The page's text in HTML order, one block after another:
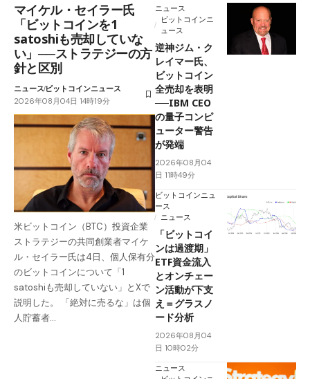
マイケル・セイラー氏
「ビットコインを1
satoshiも売却していな
い」──ストラテジーの方
針と区別
ニュースビットコインニュース
2026年08月04日 14時19分
米ビットコイン（BTC）投資企業
ストラテジーの共同創業者マイケ
ル・セイラー氏は4日、個人保有分
のビットコインについて「1
satoshiも売却していない」とXで
説明した。 「絶対に売るな」は個
人貯蓄者…
ニュース
ビットコインニ
ュース
逆神ジム・ク
レイマー氏、
ビットコイン
全売却を表明
──IBM CEO
の量子コンピ
ューター警告
が発端
2026年08月04
日 11時49分
ビットコインニュ
ース
ニュース
「ビットコイ
ンは過渡期」
ETF資金流入
とオンチェー
ン活動が下支
え＝グラスノ
ード分析
2026年08月04
日 10時02分
ニュース